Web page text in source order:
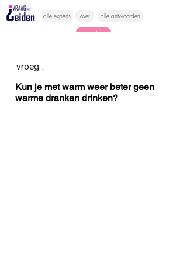
alle experts over alle antwoorden
vragen lessen
vroeg :
Kun je met warm weer beter geen
warme dranken drinken?